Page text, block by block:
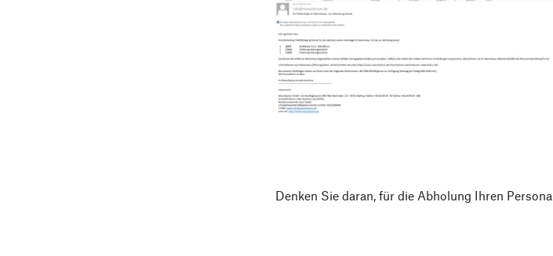
Denken Sie daran, für die Abholung Ihren